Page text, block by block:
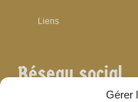
Gérer
Liens
Réseau social